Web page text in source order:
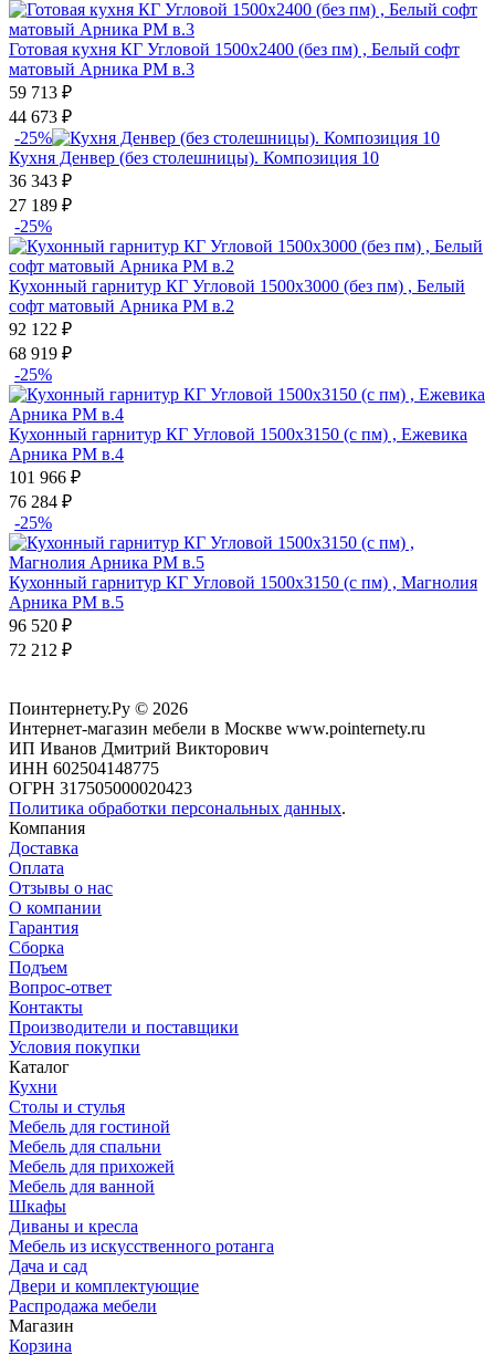
Готовая кухня КГ Угловой 1500х2400 (без пм) , Белый софт
матовый Арника РМ в.3
59 713 ₽
44 673 ₽
-25%
Кухня Денвер (без столешницы). Композиция 10
36 343 ₽
27 189 ₽
-25%
Кухонный гарнитур КГ Угловой 1500х3000 (без пм) , Белый
софт матовый Арника РМ в.2
92 122 ₽
68 919 ₽
-25%
Кухонный гарнитур КГ Угловой 1500х3150 (с пм) , Ежевика
Арника РМ в.4
101 966 ₽
76 284 ₽
-25%
Кухонный гарнитур КГ Угловой 1500х3150 (с пм) , Магнолия
Арника РМ в.5
96 520 ₽
72 212 ₽
Поинтернету.Ру © 2026
Интернет-магазин мебели в Москве www.pointernety.ru
ИП Иванов Дмитрий Викторович
ИНН 602504148775
ОГРН 317505000020423
Политика обработки персональных данных.
Компания
Доставка
Оплата
Отзывы о нас
О компании
Гарантия
Сборка
Подъем
Вопрос-ответ
Контакты
Производители и поставщики
Условия покупки
Каталог
Кухни
Столы и стулья
Мебель для гостиной
Мебель для спальни
Мебель для прихожей
Мебель для ванной
Шкафы
Диваны и кресла
Мебель из искусственного ротанга
Дача и сад
Двери и комплектующие
Распродажа мебели
Магазин
Корзина